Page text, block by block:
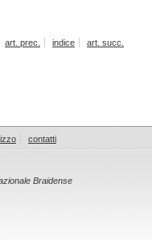
art. prec. indice art. succ.
contatti
Braidense